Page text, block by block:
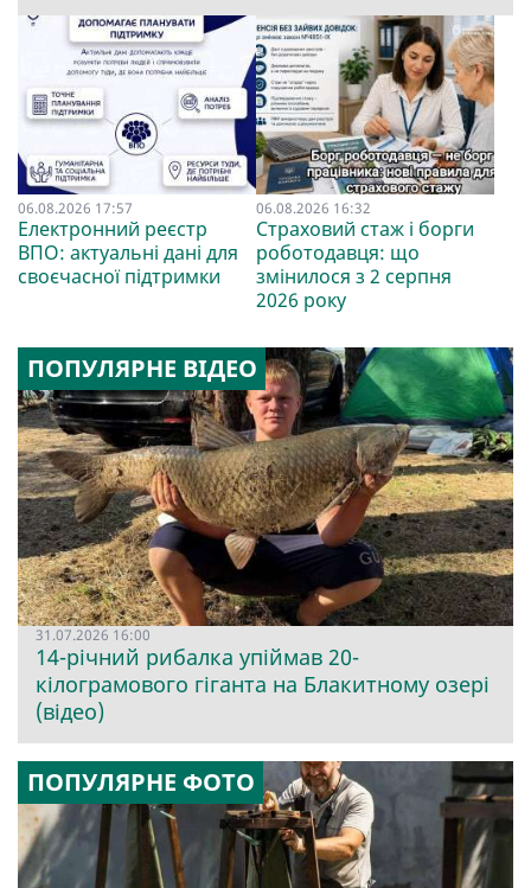
06.08.2026 17:57
Електронний реєстр
ВПО: актуальні дані для
своєчасної підтримки
06.08.2026 16:32
Страховий стаж і борги
роботодавця: що
змінилося з 2 серпня
2026 року
ПОПУЛЯРНЕ ВІДЕО
31.07.2026 16:00
14-річний рибалка упіймав 20-
кілограмового гіганта на Блакитному озері
(відео)
ПОПУЛЯРНЕ ФОТО